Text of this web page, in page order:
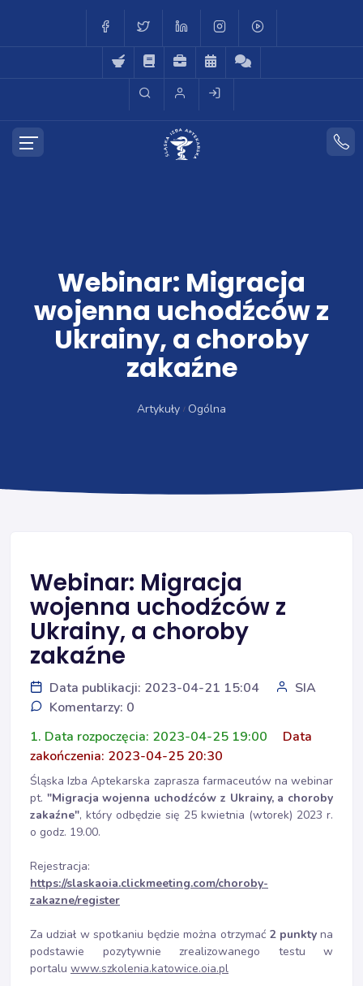
Webinar: Migracja
wojenna uchodźców z
Ukrainy, a choroby
zakaźne
Artykuły Ogólna
Webinar: Migracja
wojenna uchodźców z
Ukrainy, a choroby
zakaźne
Data publikacji: 2023-04-21 15:04
SIA
Komentarzy: 0
1. Data rozpoczęcia: 2023-04-25 19:00
Data
zakończenia: 2023-04-25 20:30
Śląska Izba Aptekarska zaprasza farmaceutów na webinar
pt. "Migracja wojenna uchodźców z Ukrainy, a choroby
zakaźne", który odbędzie się 25 kwietnia (wtorek) 2023 r.
o godz. 19.00.
Rejestracja:
https://slaskaoia.clickmeeting.com/choroby-
zakazne/register
Za udział w spotkaniu będzie można otrzymać 2 punktyna
podstawie pozytywnie zrealizowanego testu w
portalu www.szkolenia.katowice.oia.pl